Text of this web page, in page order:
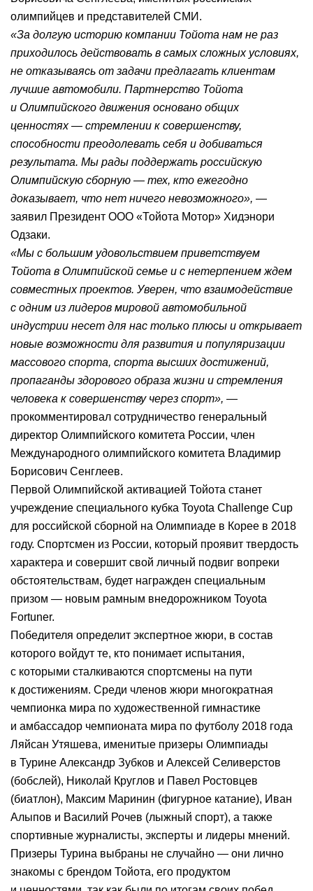
олимпийцев и представителей СМИ.
«За долгую историю компании Тойота нам не раз
приходилось действовать в самых сложных условиях,
не отказываясь от задачи предлагать клиентам
лучшие автомобили. Партнерство Тойота
и Олимпийского движения основано общих
ценностях — стремлении к совершенству,
способности преодолевать себя и добиваться
результата. Мы рады поддержать российскую
Олимпийскую сборную — тех, кто ежегодно
доказывает, что нет ничего невозможного», —
заявил Президент ООО «Тойота Мотор» Хидэнори
Одзаки.
«Мы с большим удовольствием приветствуем
Тойота в Олимпийской семье и с нетерпением ждем
совместных проектов. Уверен, что взаимодействие
с одним из лидеров мировой автомобильной
индустрии несет для нас только плюсы и открывает
новые возможности для развития и популяризации
массового спорта, спорта высших достижений,
пропаганды здорового образа жизни и стремления
человека к совершенству через спорт», —
прокомментировал сотрудничество генеральный
директор Олимпийского комитета России, член
Международного олимпийского комитета Владимир
Борисович Сенглеев.
Первой Олимпийской активацией Тойота станет
учреждение специального кубка Toyota Challenge Cup
для российской сборной на Олимпиаде в Корее в 2018
году. Спортсмен из России, который проявит твердость
характера и совершит свой личный подвиг вопреки
обстоятельствам, будет награжден специальным
призом — новым рамным внедорожником Toyota
Fortuner.
Победителя определит экспертное жюри, в состав
которого войдут те, кто понимает испытания,
с которыми сталкиваются спортсмены на пути
к достижениям. Среди членов жюри многократная
чемпионка мира по художественной гимнастике
и амбассадор чемпионата мира по футболу 2018 года
Ляйсан Утяшева, именитые призеры Олимпиады
в Турине Александр Зубков и Алексей Селиверстов
(бобслей), Николай Круглов и Павел Ростовцев
(биатлон), Максим Маринин (фигурное катание), Иван
Алыпов и Василий Рочев (лыжный спорт), а также
спортивные журналисты, эксперты и лидеры мнений.
Призеры Турина выбраны не случайно — они лично
знакомы с брендом Тойота, его продуктом